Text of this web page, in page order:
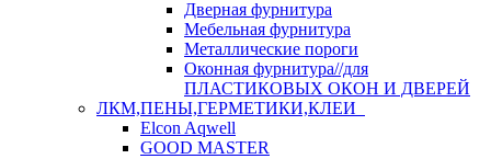
Дверная фурнитура
Мебельная фурнитура
Металлические пороги
Оконная фурнитура//для
ПЛАСТИКОВЫХ ОКОН И ДВЕРЕЙ
ЛКМ,ПЕНЫ,ГЕРМЕТИКИ,КЛЕИ
Elcon Aqwell
GOOD MASTER